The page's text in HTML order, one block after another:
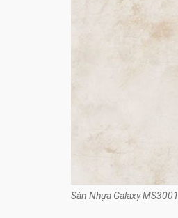
Sàn Nhựa Galaxy MS3001